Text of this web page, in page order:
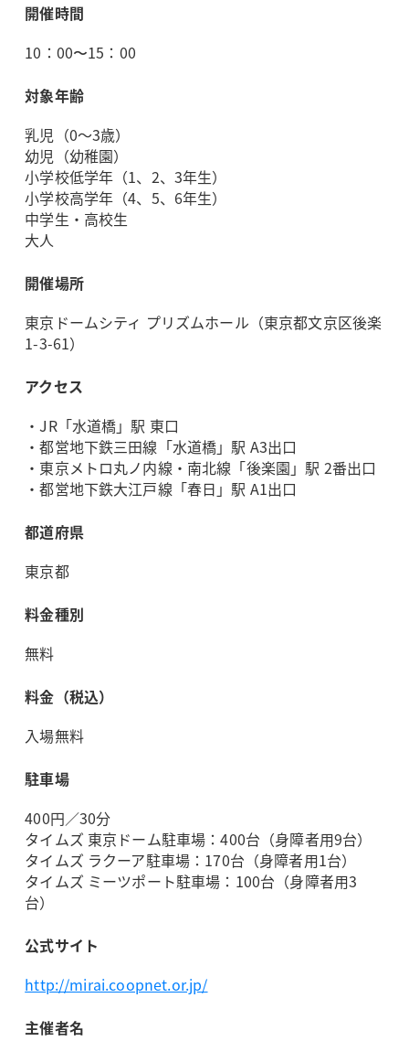
開催時間
10：00〜15：00
対象年齢
乳児（0～3歳）
幼児（幼稚園）
小学校低学年（1、2、3年生）
小学校高学年（4、5、6年生）
中学生・高校生
大人
開催場所
東京ドームシティ プリズムホール（東京都文京区後楽
1-3-61）
アクセス
・JR「水道橋」駅 東口
・都営地下鉄三田線「水道橋」駅 A3出口
・東京メトロ丸ノ内線・南北線「後楽園」駅 2番出口
・都営地下鉄大江戸線「春日」駅 A1出口
都道府県
東京都
料金種別
無料
料金（税込）
入場無料
駐車場
400円／30分
タイムズ 東京ドーム駐車場：400台（身障者用9台）
タイムズ ラクーア駐車場：170台（身障者用1台）
タイムズ ミーツポート駐車場：100台（身障者用3
台）
公式サイト
http://mirai.coopnet.or.jp/
主催者名